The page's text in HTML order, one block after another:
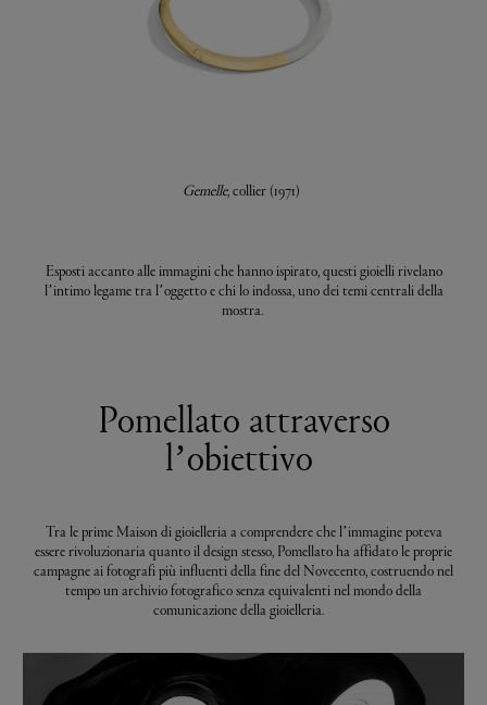
Gemelle, collier (1971)
Esposti accanto alle immagini che hanno ispirato, questi gioielli rivelano
l’intimo legame tra l’oggetto e chi lo indossa, uno dei temi centrali della
mostra.
Pomellato attraverso
l’obiettivo
Tra le prime Maison di gioielleria a comprendere che l’immagine poteva
essere rivoluzionaria quanto il design stesso, Pomellato ha affidato le proprie
campagne ai fotografi più influenti della fine del Novecento, costruendo nel
tempo un archivio fotografico senza equivalenti nel mondo della
comunicazione della gioielleria.